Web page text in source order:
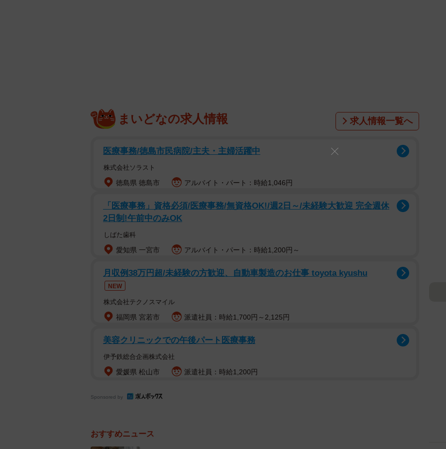
まいどなの求人情報 求人情報一覧へ
医療事務/徳島市民病院/主夫・主婦活躍中
株式会社ソラスト
徳島県 徳島市 アルバイト・パート：時給1,046円
「医療事務」資格必須/医療事務/無資格OK!/週2日～/未経験大歓迎 完全週休
2日制!午前中のみOK
しばた歯科
愛知県 一宮市 アルバイト・パート：時給1,200円～
月収例38万円超/未経験の方歓迎、自動車製造のお仕事 toyota kyushu
NEW
株式会社テクノスマイル
福岡県 宮若市 派遣社員：時給1,700円～2,125円
美容クリニックでの午後パート医療事務
伊予鉄総合企画株式会社
愛媛県 松山市 派遣社員：時給1,200円
Sponsored by
おすすめニュース